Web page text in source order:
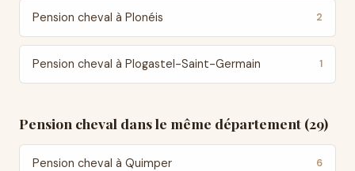
Pension cheval à Plonéis 2
Pension cheval à Plogastel-Saint-Germain 1
Pension cheval dans le même département (29)
Pension cheval à Quimper 6